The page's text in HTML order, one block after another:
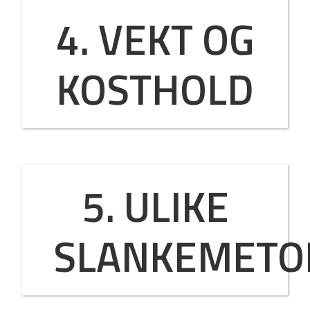
4. VEKT OG
KOSTHOLD
5. ULIKE